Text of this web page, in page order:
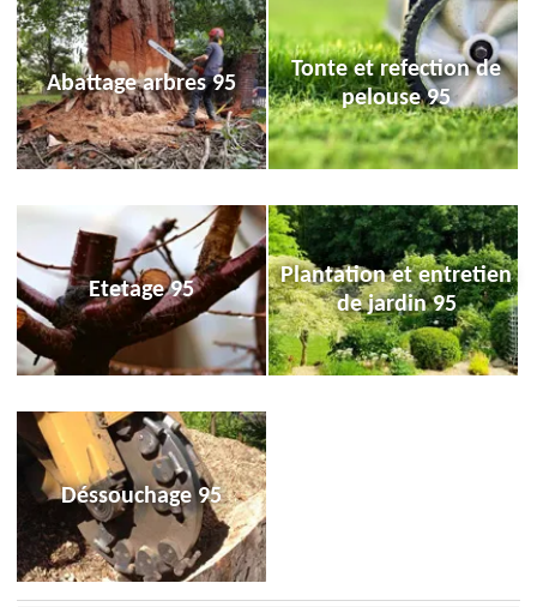
Abattage arbres 95
Tonte et refection de
pelouse 95
Etetage 95
Plantation et entretien
de jardin 95
Déssouchage 95